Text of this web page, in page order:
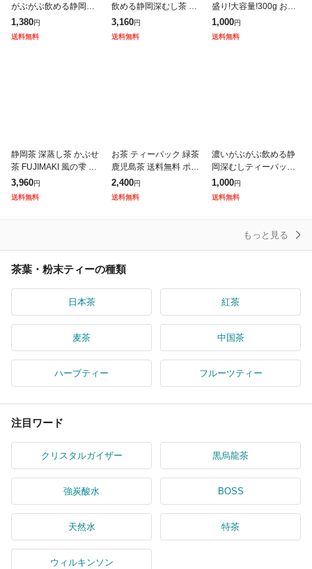
がぶがぶ飲める静岡深
むしティーパック 100
個入 総合ランキング1
位 送料無料 がぶ飲み
1,380円
送料無料
飲める静岡深むし茶 30
0g (100g入り×3袋) メ
ガ盛り 総合ランキング
1位 送料無料 がぶ飲み
3,160円
送料無料
盛り!大容量!300g お茶
緑茶 茎茶 くき 静岡茶
がぶ飲みくき茶 100g入
1,000円
送料無料
静岡茶 深蒸し茶 かぶせ
茶 FUJIMAKI 風の雫 28
0g (70g入り×4袋) 送料
無料 緑茶 日本茶 お茶
お茶の葉 茶
3,960円
送料無料
お茶 ティーパック 緑茶
鹿児島茶 送料無料 ポイ
ント消化 お徳用 ティー
バッグ 2.5g×100個入
深蒸し茶 大容量 カテキ
2,400円
送料無料
濃いがぶがぶ飲める静
岡深むしティーパック
51個入 お茶 緑茶 茶葉
深蒸し茶 静岡茶 水出し
冷茶 日本茶 濃い 静岡
1,000円
送料無料
もっと見る
茶葉・粉末ティーの種類
日本茶 紅茶
麦茶 中国茶
ハーブティー フルーツティー
注目ワード
クリスタルガイザー 黒烏龍茶
強炭酸水 BOSS
天然水 特茶
ウィルキンソン